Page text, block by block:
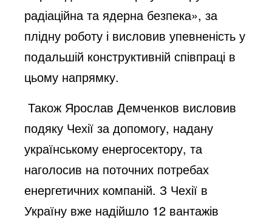
радіаційна та ядерна безпека», за
плідну роботу і висловив упевненість у
подальшій конструктивній співпраці в
цьому напрямку.
Також Ярослав Демченков висловив
подяку Чехії за допомогу, надану
українському енергосектору, та
наголосив на поточних потребах
енергетичних компаній. З Чехії в
Україну вже надійшло 12 вантажів